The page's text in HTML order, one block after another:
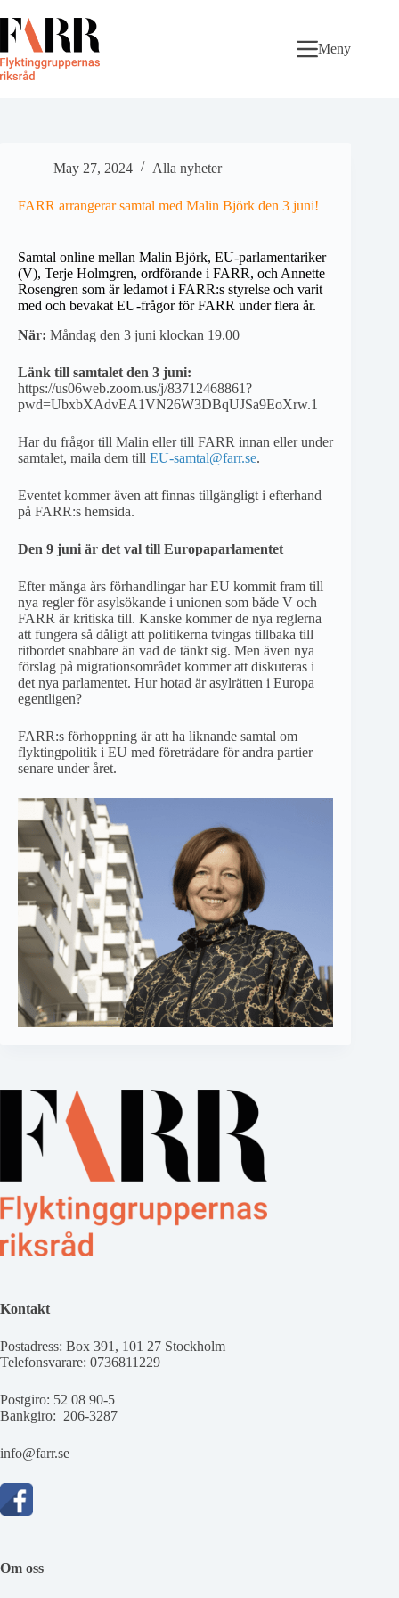
to
content
Meny
May 27, 2024 Alla nyheter
FARR arrangerar samtal med Malin Björk den 3 juni!
Samtal online mellan Malin Björk, EU-parlamentariker
(V), Terje Holmgren, ordförande i FARR, och Annette
Rosengren som är ledamot i FARR:s styrelse och varit
med och bevakat EU-frågor för FARR under flera år.
När: Måndag den 3 juni klockan 19.00
Länk till samtalet den 3 juni:
https://us06web.zoom.us/j/83712468861?
pwd=UbxbXAdvEA1VN26W3DBqUJSa9EoXrw.1
Har du frågor till Malin eller till FARR innan eller under
samtalet, maila dem till EU-samtal@farr.se.
Eventet kommer även att finnas tillgängligt i efterhand
på FARR:s hemsida.
Den 9 juni är det val till Europaparlamentet
Efter många års förhandlingar har EU kommit fram till
nya regler för asylsökande i unionen som både V och
FARR är kritiska till. Kanske kommer de nya reglerna
att fungera så dåligt att politikerna tvingas tillbaka till
ritbordet snabbare än vad de tänkt sig. Men även nya
förslag på migrationsområdet kommer att diskuteras i
det nya parlamentet. Hur hotad är asylrätten i Europa
egentligen?
FARR:s förhoppning är att ha liknande samtal om
flyktingpolitik i EU med företrädare för andra partier
senare under året.
Kontakt
Postadress: Box 391, 101 27 Stockholm
Telefonsvarare: 0736811229
Postgiro: 52 08 90-5
Bankgiro: 206-3287
info@farr.se
Om oss